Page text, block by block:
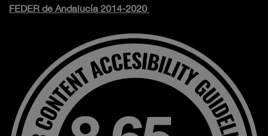
FEDER de Andalucía 2014-2020